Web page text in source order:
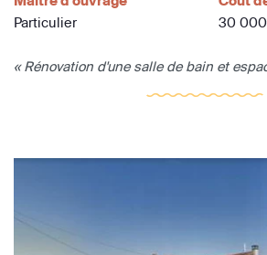
Particulier
30
« Rénovation d'une salle de bain et